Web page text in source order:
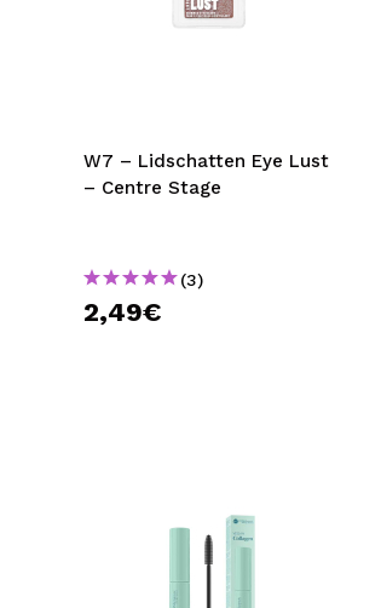
W7 – Lidschatten Eye Lust
– Centre Stage
(3)
2,49€